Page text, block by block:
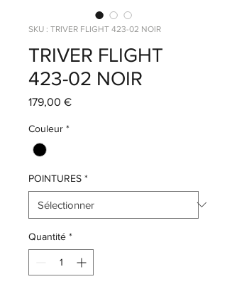
SKU : TRIVER FLIGHT 423-02 NOIR
TRIVER FLIGHT
423-02 NOIR
179,00 €Prix
Couleur *
POINTURES *
Quantité *